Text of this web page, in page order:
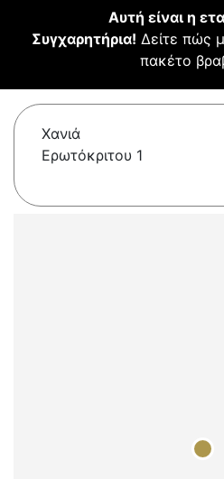
Αυτή είναι η
Συγχαρητήρια! Δείτε πώς
πακέτο
Χανιά
Ερωτόκριτου 1